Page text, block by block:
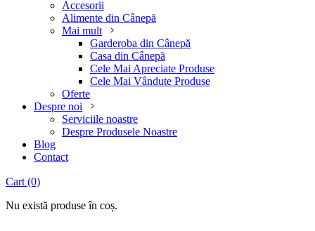
Accesorii
Alimente din Cânepă
Mai mult
Garderoba din Cânepă
Casa din Cânepă
Cele Mai Apreciate Produse
Cele Mai Vândute Produse
Oferte
Despre noi
Serviciile noastre
Despre Produsele Noastre
Blog
Contact
Cart (0)
Nu există produse în coș.